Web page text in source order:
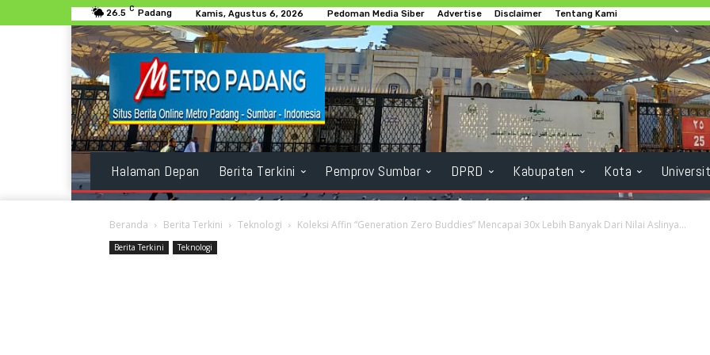
26.5 C Padang Kamis, Agustus 6, 2026 Pedoman Media Siber Advertise Disclaimer Tentang Kami
Halaman Depan Berita Terkini Pemprov Sumbar DPRD Kabupaten Kota
Beranda Berita Terkini Teknologi Koleksi Affin “Generation Zero Buddies” Mencapai 30x Lebih Banyak Dari Nilai Aslinya...
Berita Terkini Teknologi